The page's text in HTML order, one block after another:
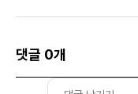
댓글 0개